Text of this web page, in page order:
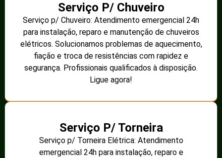
Serviço P/ Chuveiro
Serviço p/ Chuveiro: Atendimento emergencial 24h
para instalação, reparo e manutenção de chuveiros
elétricos. Solucionamos problemas de aquecimento,
fiação e troca de resistências com rapidez e
segurança. Profissionais qualificados à disposição.
Ligue agora!
Serviço P/ Torneira
Serviço p/ Torneira Elétrica: Atendimento
emergencial 24h para instalação, reparo e